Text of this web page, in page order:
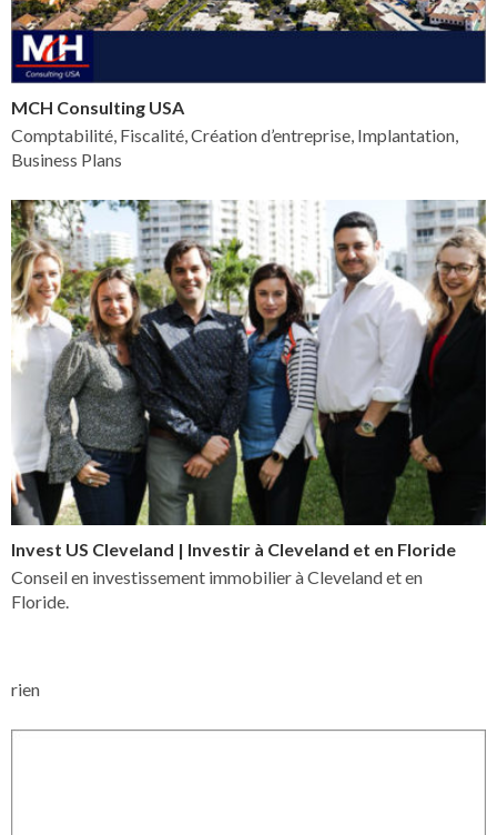
MCH Consulting USA
Comptabilité, Fiscalité, Création d’entreprise, Implantation,
Business Plans
Invest US Cleveland | Investir à Cleveland et en Floride
Conseil en investissement immobilier à Cleveland et en
Floride.
rien